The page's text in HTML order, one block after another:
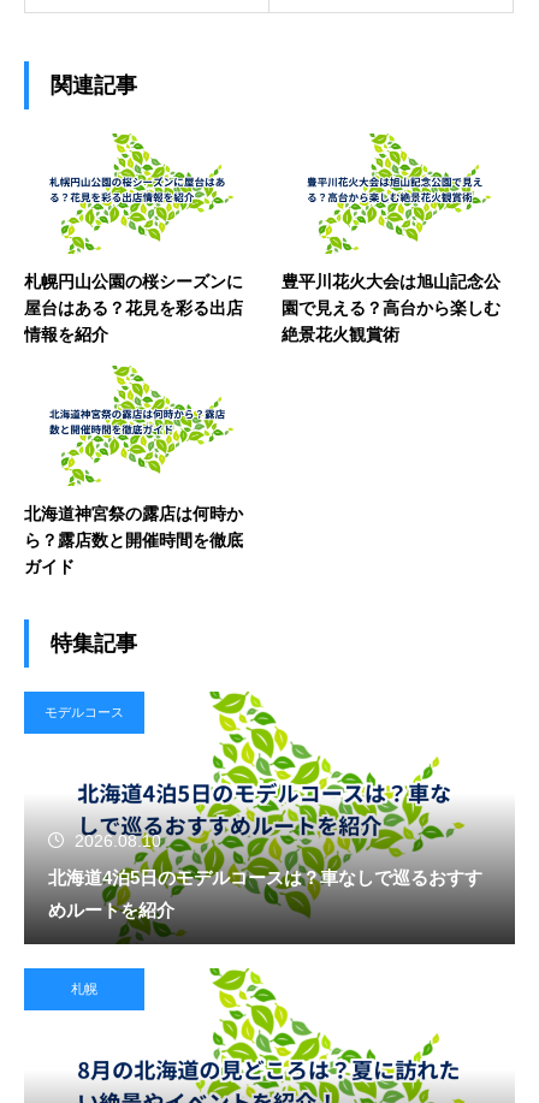
関連記事
札幌円山公園の桜シーズンに
屋台はある？花見を彩る出店
情報を紹介
豊平川花火大会は旭山記念公
園で見える？高台から楽しむ
絶景花火観賞術
北海道神宮祭の露店は何時か
ら？露店数と開催時間を徹底
ガイド
特集記事
モデルコース
2026.08.10
北海道4泊5日のモデルコースは？車なしで巡るおすす
めルートを紹介
札幌